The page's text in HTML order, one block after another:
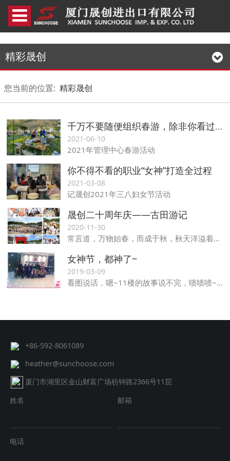
精彩晟创
您当前的位置: 精彩晟创
千万不要随便组织春游，除非你看过我
2021-06-10
2021年管理中心春游活动
你不得不看的职业“女神”打造全过程
2021-03-08
记晟创2021年三八妇女节活动
晟创二十周年庆——古田游记
2020-11-30
常言道，万物始春，而成于秋，秋天洋溢着丰收的喜悦，也孕育着成功的希望，在这美好时节，我们也迎来了晟创20周年庆。
女神节，都神了~
2019-03-09
看图说话，嗯~11楼的故事说不完，啧啧啧~~~
+86-592-8061089
heather@sunchoose.com
厦门市湖里区金山财富广场枋钟路2366号11层
姓名
邮箱
电话